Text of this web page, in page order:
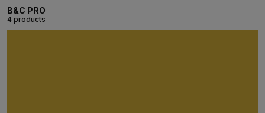
B&C PRO
4 products